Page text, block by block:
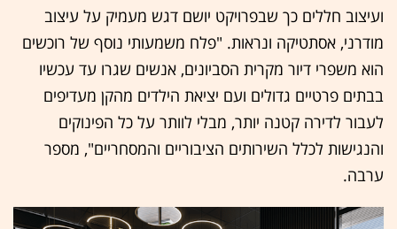
ועיצוב חללים כך שבפרויקט יושם דגש מעמיק על עיצוב
מודרני, אסתטיקה ונראות. "פלח משמעותי נוסף של רוכשים
הוא משפרי דיור מקרית הסביונים, אנשים שגרו עד עכשיו
בבתים פרטיים גדולים ועם יציאת הילדים מהקן מעדיפים
לעבור לדירה קטנה יותר, מבלי לוותר על כל הפינוקים
והנגישות לכלל השירותים הציבוריים והמסחריים", מספר
ערבה.